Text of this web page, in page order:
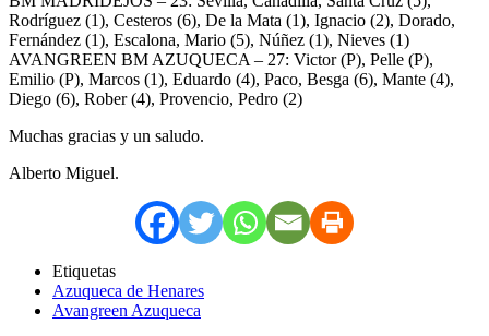
Rodríguez (1), Cesteros (6), De la Mata (1), Ignacio (2), Dorado,
Fernández (1), Escalona, Mario (5), Núñez (1), Nieves (1)
AVANGREEN BM AZUQUECA – 27: Victor (P), Pelle (P),
Emilio (P), Marcos (1), Eduardo (4), Paco, Besga (6), Mante (4),
Diego (6), Rober (4), Provencio, Pedro (2)
Muchas gracias y un saludo.
Alberto Miguel.
Etiquetas
Azuqueca de Henares
Avangreen Azuqueca